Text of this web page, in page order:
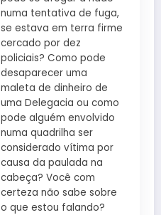
numa tentativa de fuga,
se estava em terra firme
cercado por dez
policiais? Como pode
desaparecer uma
maleta de dinheiro de
uma Delegacia ou como
pode alguém envolvido
numa quadrilha ser
considerado vítima por
causa da paulada na
cabeça? Você com
certeza não sabe sobre
o que estou falando?